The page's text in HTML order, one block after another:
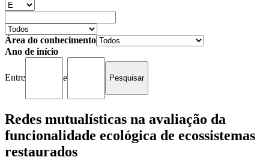
Área do conhecimento
Ano de início
Entre e
Redes mutualísticas na avaliação da
funcionalidade ecológica de ecossistemas
restaurados